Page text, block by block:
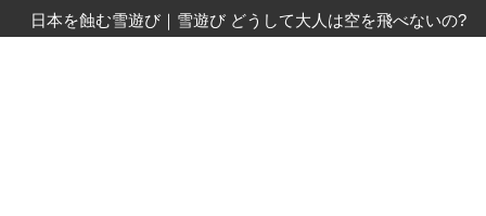
日本を蝕む雪遊び ｜ 雪遊び どうして大人は空を飛べないの?